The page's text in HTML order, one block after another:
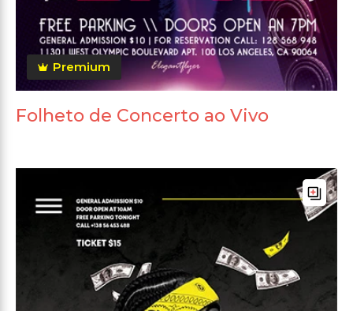
Premium
Folheto de Concerto ao Vivo